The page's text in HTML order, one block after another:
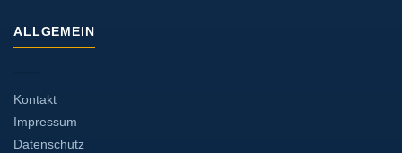
ALLGEMEIN
Kontakt
Impressum
Datenschutz